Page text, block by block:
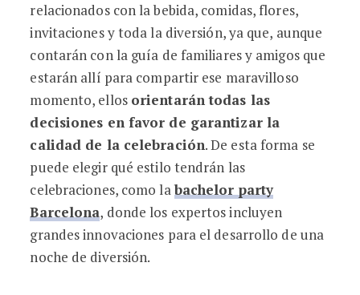
relacionados con la bebida, comidas, flores,
invitaciones y toda la diversión, ya que, aunque
contarán con la guía de familiares y amigos que
estarán allí para compartir ese maravilloso
momento, ellos orientarán todas las
decisiones en favor de garantizar la
calidad de la celebración. De esta forma se
puede elegir qué estilo tendrán las
celebraciones, como labachelor party
Barcelona, donde los expertos incluyen
grandes innovaciones para el desarrollo de una
noche de diversión.